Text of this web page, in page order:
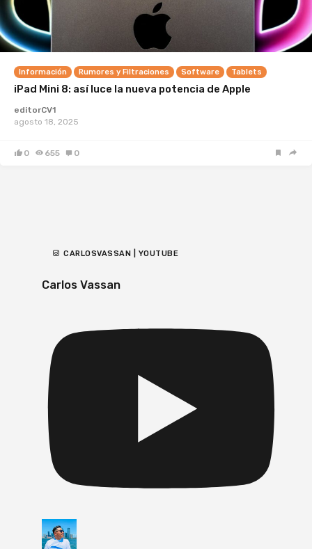
Información Rumores y Filtraciones Software Tablets
iPad Mini 8: así luce la nueva potencia de Apple
editorCV1
agosto 18, 2025
0 655 0
CARLOSVASSAN | YOUTUBE
Carlos Vassan